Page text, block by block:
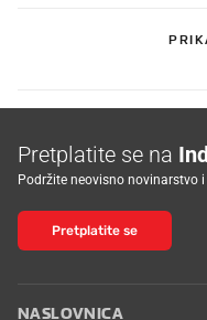
Pretplatite se na
Podržite neovisno novinarstvo
Pretplatite se
NASLOVNICA